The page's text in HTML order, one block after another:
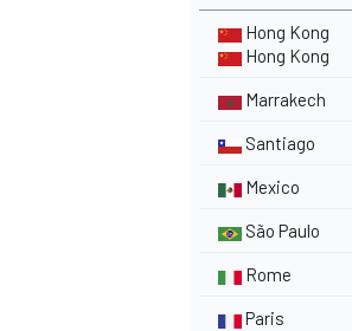
Hong Kong
Hong Kong
Marrakech
Santiago
Mexico
São Paulo
Rome
Paris